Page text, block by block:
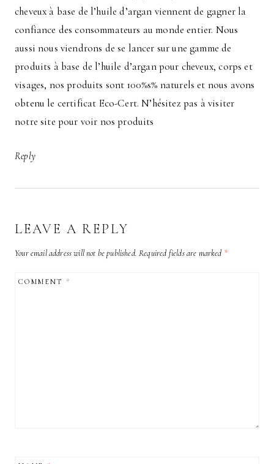
cheveux à base de l’huile d’argan viennent de gagner la
confiance des consommateurs au monde entier. Nous
aussi nous viendrons de se lancer sur une gamme de
produits à base de l’huile d’argan pour cheveux, corps et
visages, nos produits sont 100%s% naturels et nous avons
obtenu le certificat Eco-Cert. N’hésitez pas à visiter
notre site pour voir nos produits
Reply
LEAVE A REPLY
Your email address will not be published. Required fields are marked *
COMMENT*